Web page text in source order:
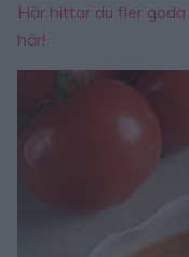
Här hittar du fler
här!